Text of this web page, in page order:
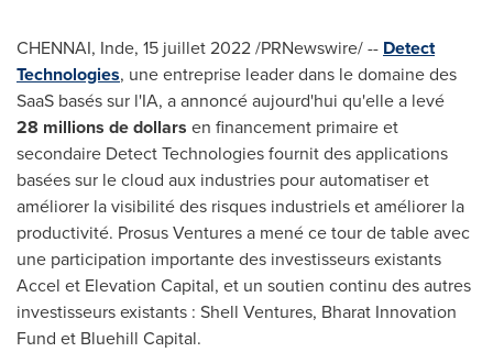
CHENNAI, Inde, 15 juillet 2022/PRNewswire/ -- Detect
Technologies, une entreprise leader dans le domaine des
SaaS basés sur l'IA, a annoncé aujourd'hui qu'elle a levé
28 millions de dollars en financement primaire et
secondaire Detect Technologies fournit des applications
basées sur le cloud aux industries pour automatiser et
améliorer la visibilité des risques industriels et améliorer la
productivité. Prosus Ventures a mené ce tour de table avec
une participation importante des investisseurs existants
Accel et Elevation Capital, et un soutien continu des autres
investisseurs existants : Shell Ventures, Bharat Innovation
Fund et Bluehill Capital.